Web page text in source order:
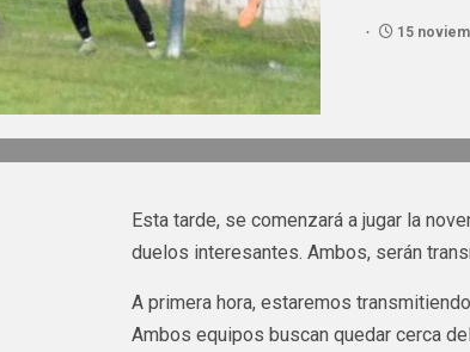
15
Esta tarde, se comenzará a jugar la
duelos interesantes. Ambos, serán
A primera hora, estaremos
Ambos equipos buscan quedar cerca